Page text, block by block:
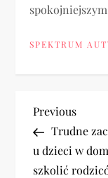
SPEKTRUM
N
a
Previous
Post
Previous
Trudne
u dzieci w
szkolić